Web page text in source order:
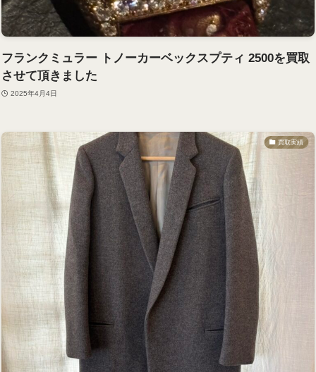
フランクミュラー トノーカーベックスプティ 2500を買取
させて頂きました
2025年4月4日
買取実績